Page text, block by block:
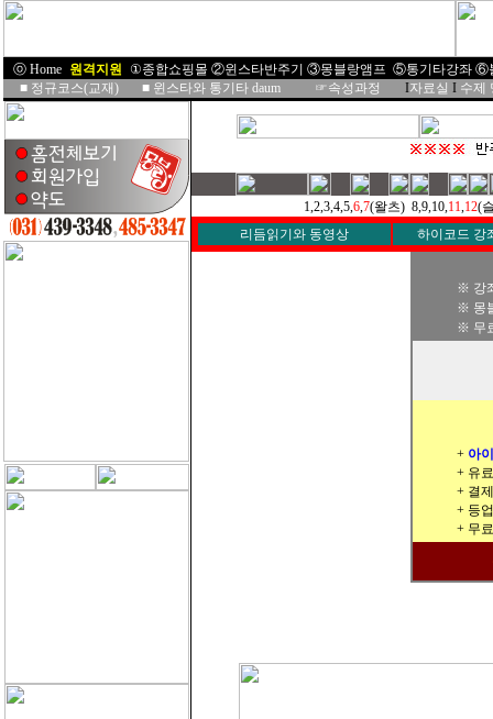
ⓞ Home 원격지원 ①종합쇼핑몰 ②윈스타반주기 ③몽블랑앰프 ⑤통기타강좌 ⑥
■ 정규코스(교재) ■ 윈스타와 통기타 daum ☞속성과정 I자료실 I 수제
1,2,3,4,5,6,7(왈츠) 8,9,10,11,12(
리듬읽기와 동영상
하이코드 강
※ 강
※ 몽
※ 무
+ 아
+ 유
+ 결
+ 등
+ 무